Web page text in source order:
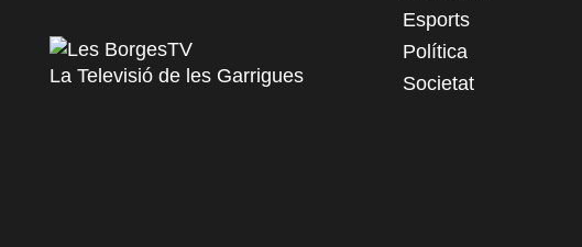
La Televisió de les Garrigues
Esports
Política
Societat